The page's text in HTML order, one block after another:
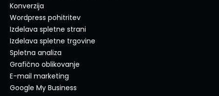
Konverzija
Wordpress pohitritev
Izdelava spletne strani
Izdelava spletne trgovine
Spletna analiza
Grafično oblikovanje
E-mail marketing
Google My Business